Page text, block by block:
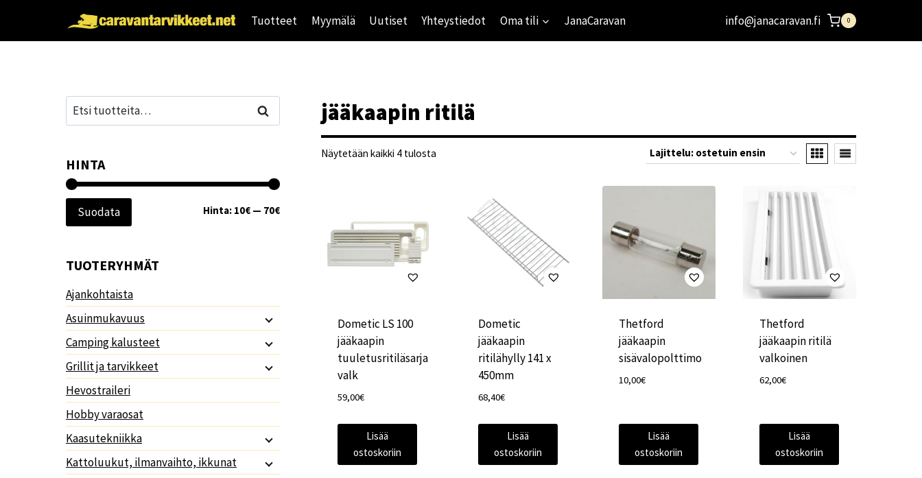
Tuotteet Myymälä Uutiset Yhteystiedot Oma tili JanaCaravan info@janacaravan.fi 0
jääkaapin ritilä
Näytetään kaikki 4 tulostaSuosituimmat
Dometic LS 100
jääkaapin
tuuletusritiläsarja
valk
59,00€
Lisää
ostoskoriin
Dometic
jääkaapin
ritilähylly 141 x
450mm
68,40€
Lisää
ostoskoriin
Thetford
jääkaapin
sisävalopolttimo
10,00€
Lisää
ostoskoriin
Thetford
jääkaapin ritilä
valkoinen
62,00€
Lisää
ostoskoriin
Etsi: Haku
HINTA
Minimihinta
Maksimihinta
Suodata Hinta: 10€ — 70€
TUOTERYHMÄT
Ajankohtaista
Asuinmukavuus
Camping kalusteet
Grillit ja tarvikkeet
Hevostraileri
Hobby varaosat
Kaasutekniikka
Kattoluukut, ilmanvaihto, ikkunat